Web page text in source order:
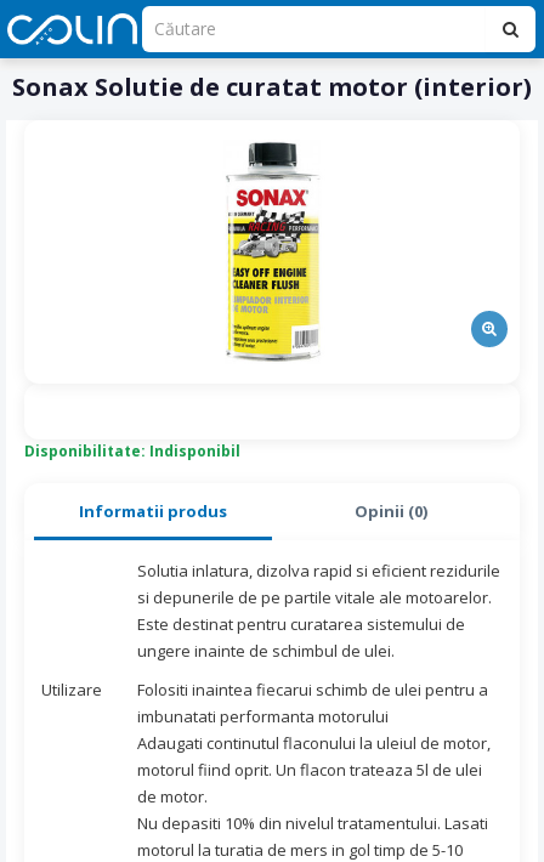
Sonax Solutie de curatat motor (interior)
Informatii produs Opinii (0)
Solutia inlatura, dizolva rapid si eficient rezidurile
si depunerile de pe partile vitale ale motoarelor.
Este destinat pentru curatarea sistemului de
ungere inainte de schimbul de ulei.
Utilizare
Folositi inaintea fiecarui schimb de ulei pentru a
imbunatati performanta motorului
Adaugati continutul flaconului la uleiul de motor,
motorul fiind oprit. Un flacon trateaza 5l de ulei
de motor.
Nu depasiti 10% din nivelul tratamentului. Lasati
motorul la turatia de mers in gol timp de 5-10
Disponibilitate: Indisponibil